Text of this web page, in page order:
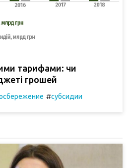
тарифами: чи
грошей
#субсидии